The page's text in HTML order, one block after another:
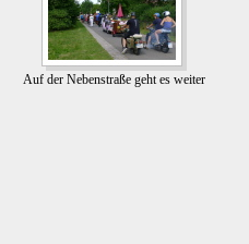
Auf der Nebenstraße geht es weiter